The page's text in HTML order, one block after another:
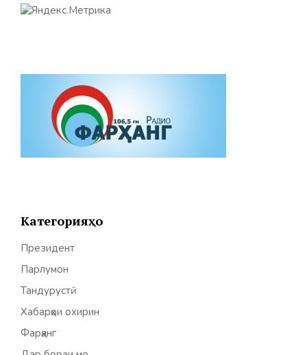
Категорияҳо
Президент
Парлумон
Тандурустӣ
Хабарҳои охирин
Фарҳанг